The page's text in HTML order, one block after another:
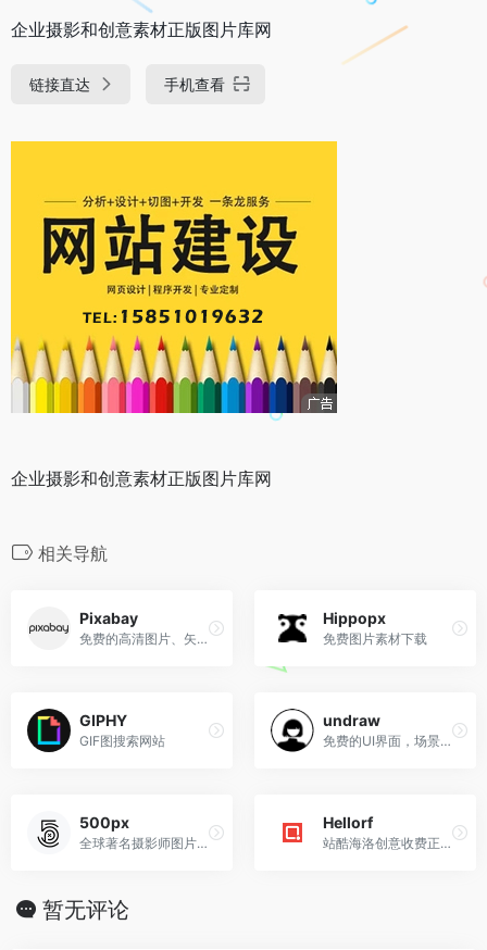
企业摄影和创意素材正版图片库网
链接直达 手机查看
企业摄影和创意素材正版图片库网
相关导航
Pixabay
免费的高清图片、矢量图片、艺术插花
Hippopx
免费图片素材下载
GIPHY
GIF图搜索网站
undraw
免费的UI界面，场景，人物可换颜色插画
500px
全球著名摄影师图片展示和售卖平台
Hellorf
站酷海洛创意收费正版图库
暂无评论